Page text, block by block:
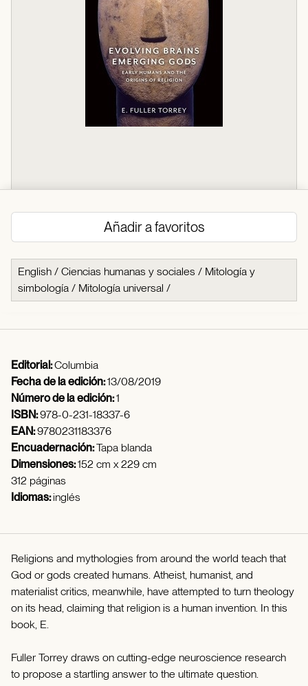
Añadir a favoritos
English / Ciencias humanas y sociales / Mitología y
simbología / Mitología universal /
Editorial:Columbia
Fecha de la edición:13/08/2019
Número de la edición:1
ISBN:978-0-231-18337-6
EAN:9780231183376
Encuadernación:Tapa blanda
Dimensiones:152 cm x 229 cm
312 páginas
Idiomas:inglés
Religions and mythologies from around the world teach that
God or gods created humans. Atheist, humanist, and
materialist critics, meanwhile, have attempted to turn theology
on its head, claiming that religion is a human invention. In this
book, E.
Fuller Torrey draws on cutting-edge neuroscience research
to propose a startling answer to the ultimate question.